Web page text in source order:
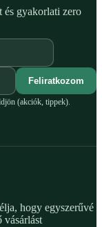
és gyakorlati zero
Feliratkozom
(akciók, tippek).
hogy egyszerűvé
vásárlást